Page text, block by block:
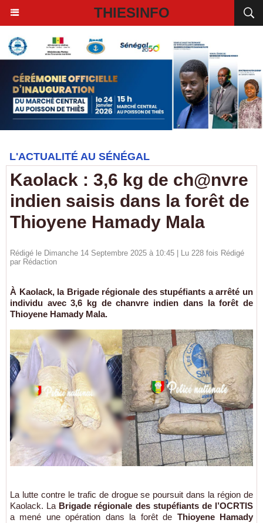
THIESINFO
L'ACTUALITÉ AU SÉNÉGAL
Kaolack : 3,6 kg de ch@nvre
indien saisis dans la forêt de
Thioyene Hamady Mala
Rédigé le Dimanche 14 Septembre 2025 à 10:45 | Lu 228 fois Rédigé
par Rédaction
À Kaolack, la Brigade régionale des stupéfiants a arrêté un
individu avec 3,6 kg de chanvre indien dans la forêt de
Thioyene Hamady Mala.
La lutte contre le trafic de drogue se poursuit dans la région de
Kaolack. La Brigade régionale des stupéfiants de l’OCRTIS
a mené une opération dans la forêt de Thioyene Hamady